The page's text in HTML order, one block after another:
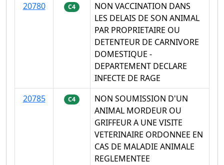
20780
C4
NON VACCINATION DANS
LES DELAIS DE SON ANIMAL
PAR PROPRIETAIRE OU
DETENTEUR DE CARNIVORE
DOMESTIQUE -
DEPARTEMENT DECLARE
INFECTE DE RAGE
20785
C4
NON SOUMISSION D'UN
ANIMAL MORDEUR OU
GRIFFEUR A UNE VISITE
VETERINAIRE ORDONNEE EN
CAS DE MALADIE ANIMALE
REGLEMENTEE